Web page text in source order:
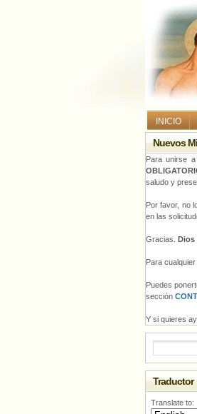
INICIO
Nuevos
Para unirse
saludo y
Por favor, no
en las
Gracias. Dios
Para cualquier
Puedes
sección
Y si quieres
Traductor
Translate to: